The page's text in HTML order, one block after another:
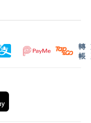
骨質疏鬆。
、形狀和結構，來評估
。
再要求講解,需另
告，所有報告一律
$50行政費。註
或治療用途,如需
轉
帳